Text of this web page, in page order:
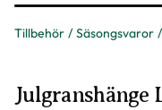
Tillbehör Säsongsvaror
Julgranshänge